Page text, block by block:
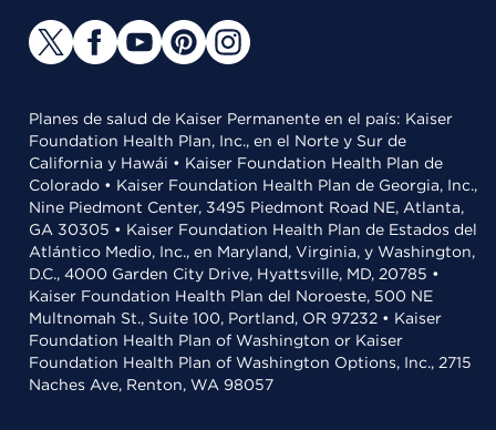
Planes de salud de Kaiser Permanente en el país: Kaiser
Foundation Health Plan, Inc., en el Norte y Sur de
California y Hawái • Kaiser Foundation Health Plan de
Colorado • Kaiser Foundation Health Plan de Georgia, Inc.,
Nine Piedmont Center, 3495 Piedmont Road NE, Atlanta,
GA 30305 • Kaiser Foundation Health Plan de Estados del
Atlántico Medio, Inc., en Maryland, Virginia, y Washington,
D.C., 4000 Garden City Drive, Hyattsville, MD, 20785 •
Kaiser Foundation Health Plan del Noroeste, 500 NE
Multnomah St., Suite 100, Portland, OR 97232 • Kaiser
Foundation Health Plan of Washington or Kaiser
Foundation Health Plan of Washington Options, Inc., 2715
Naches Ave, Renton, WA 98057